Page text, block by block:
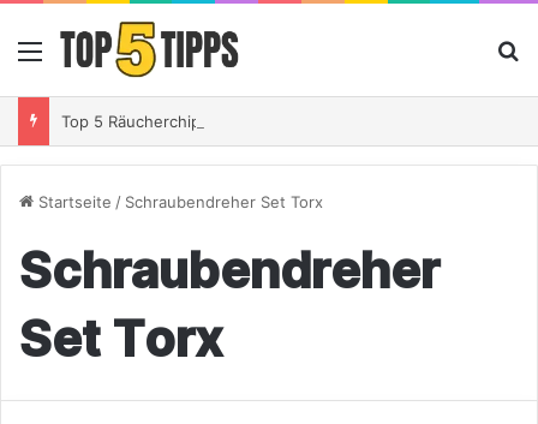
Menü
Startseite / Schraubendreher Set Torx
Schraubendreher
Set Torx